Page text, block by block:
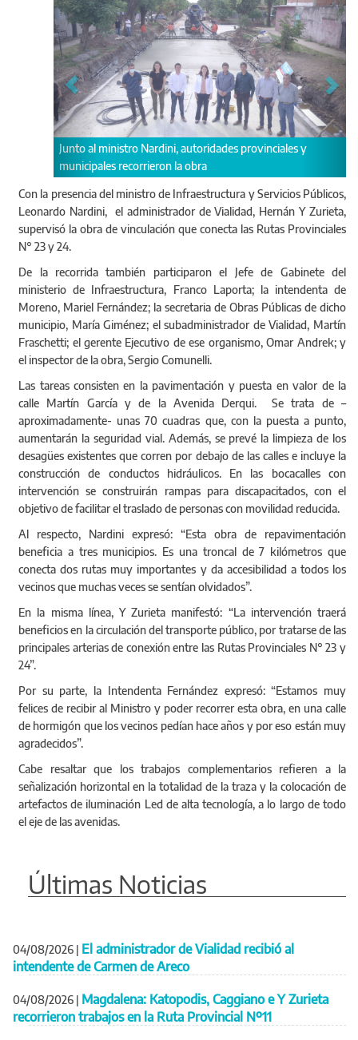
autoridades provinciales y
la obra
La obra consiste en la puesta
aproximadamente 70 cuadras
Con la presencia del ministro de Infraestructura y Servicios Públicos,
Leonardo Nardini, el administrador de Vialidad, Hernán Y Zurieta,
supervisó la obra de vinculación que conecta las Rutas Provinciales
N° 23 y 24.
De la recorrida también participaron el Jefe de Gabinete del
ministerio de Infraestructura, Franco Laporta; la intendenta de
Moreno, Mariel Fernández; la secretaria de Obras Públicas de dicho
municipio, María Giménez; el subadministrador de Vialidad, Martín
Fraschetti; el gerente Ejecutivo de ese organismo, Omar Andrek; y
el inspector de la obra, Sergio Comunelli.
Las tareas consisten en la pavimentación y puesta en valor de la
calle Martín García y de la Avenida Derqui. Se trata de –
aproximadamente- unas 70 cuadras que, con la puesta a punto,
aumentarán la seguridad vial. Además, se prevé la limpieza de los
desagües existentes que corren por debajo de las calles e incluye la
construcción de conductos hidráulicos. En las bocacalles con
intervención se construirán rampas para discapacitados, con el
objetivo de facilitar el traslado de personas con movilidad reducida.
Al respecto, Nardini expresó: “Esta obra de repavimentación
beneficia a tres municipios. Es una troncal de 7 kilómetros que
conecta dos rutas muy importantes y da accesibilidad a todos los
vecinos que muchas veces se sentían olvidados”.
En la misma línea, Y Zurieta manifestó: “La intervención traerá
beneficios en la circulación del transporte público, por tratarse de las
principales arterias de conexión entre las Rutas Provinciales N° 23 y
24”.
Por su parte, la Intendenta Fernández expresó: “Estamos muy
felices de recibir al Ministro y poder recorrer esta obra, en una calle
de hormigón que los vecinos pedían hace años y por eso están muy
agradecidos”.
Cabe resaltar que los trabajos complementarios refieren a la
señalización horizontal en la totalidad de la traza y la colocación de
artefactos de iluminación Led de alta tecnología, a lo largo de todo
el eje de las avenidas.
Últimas Noticias
04/08/2026 | El administrador de Vialidad recibió al
intendente de Carmen de Areco
04/08/2026 | Magdalena: Katopodis, Caggiano e Y Zurieta
recorrieron trabajos en la Ruta Provincial Nº11